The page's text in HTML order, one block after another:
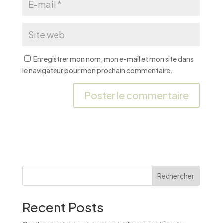
Enregistrer mon nom, mon e-mail et mon site dans
le navigateur pour mon prochain commentaire.
i
Rechercher
Recent Posts